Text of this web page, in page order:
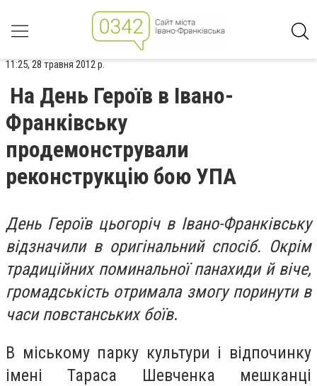
11:25, 28 травня 2012 р.
На День Героїв в Івано-
Франківську
продемонстрували
реконструкцію бою УПА
День Героїв цьогоріч в Івано-Франківську
відзначили в оригінальний спосіб. Окрім
традиційних поминальної панахиди й віче,
громадськість отримала змогу поринути в
часи повстанських боїв.
В міському парку культури і відпочинку
імені Тараса Шевченка мешканці